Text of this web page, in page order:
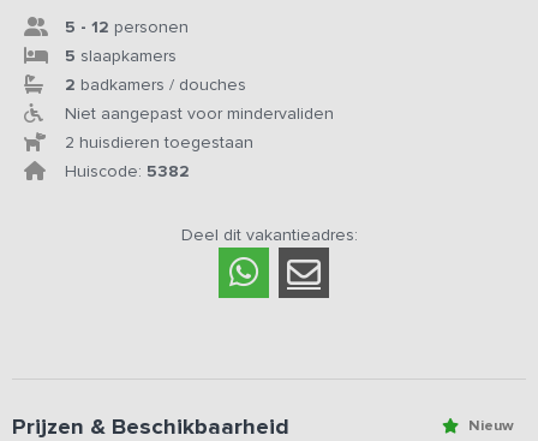
5 - 12 personen
5 slaapkamers
2 badkamers / douches
Niet aangepast voor mindervaliden
2 huisdieren toegestaan
Huiscode: 5382
Deel dit vakantieadres:
Nieuw
Prijzen & Beschikbaarheid